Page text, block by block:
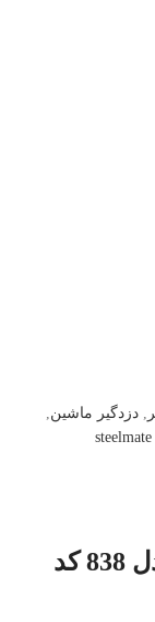
, دزدگیر ماشین,
steelmate
دزدگیر خودرو استیل میت مدل 838 کد